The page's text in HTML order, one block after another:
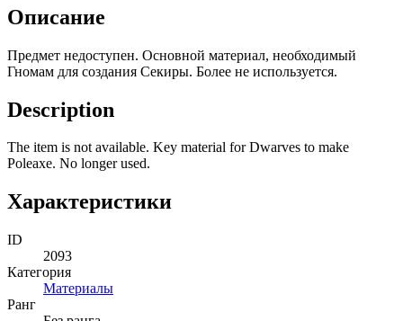
Описание
Предмет недоступен. Основной материал, необходимый
Гномам для создания Секиры. Более не используется.
Description
The item is not available. Key material for Dwarves to make
Poleaxe. No longer used.
Характеристики
ID
2093
Категория
Материалы
Ранг